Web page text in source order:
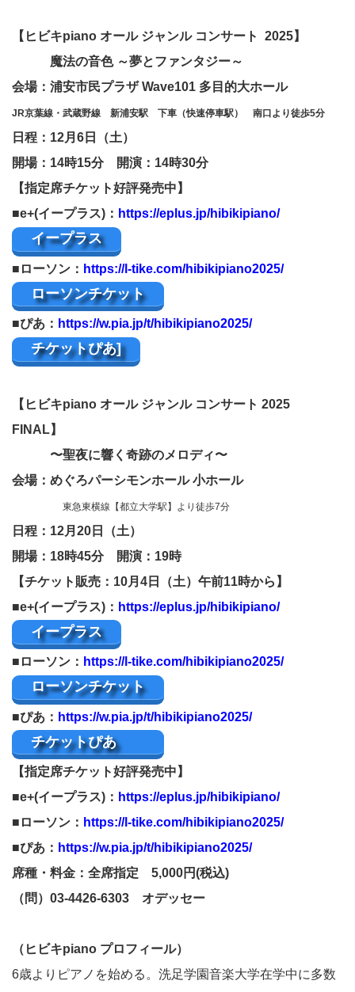
【ヒビキpiano オール ジャンル コンサート
2025】
魔法の音色 ～夢とファンタジー～
会場： 浦安市民プラザ Wave101 多目的大ホール
JR京葉線・武蔵野線 新浦安駅 下車（快速停車駅） 南口より徒歩5分
日程：12月6日（土）
開場：14時15分 開演：14時30分
【指定席チケット好評発売中】
■e+(イープラス)： https://eplus.jp/hibikipiano/
イープラス
■ローソン： https://l-tike.com/hibikipiano2025/
ローソンチケット
■ぴあ： https://w.pia.jp/t/hibikipiano2025/
チケットぴあ]
【ヒビキpiano オール ジャンル コンサート 2025
FINAL】
〜聖夜に響く奇跡のメロディ〜
会場： めぐろパーシモンホール 小ホール
東急東横線【都立大学駅】より徒歩7分
日程：12月20日（土）
開場：18時45分 開演：19時
【チケット販売：10月4日（土）午前11時から】
■e+(イープラス)： https://eplus.jp/hibikipiano/
イープラス
■ローソン： https://l-tike.com/hibikipiano2025/
ローソンチケット
■ぴあ： https://w.pia.jp/t/hibikipiano2025/
チケットぴあ
【指定席チケット好評発売中】
■e+(イープラス)： https://eplus.jp/hibikipiano/
■ローソン： https://l-tike.com/hibikipiano2025/
■ぴあ： https://w.pia.jp/t/hibikipiano2025/
席種・料金：全席指定 5,000円(税込)
（問）03-4426-6303 オデッセー
（ヒビキpiano プロフィール）
6歳よりピアノを始める。洗足学園音楽大学在学中に多数